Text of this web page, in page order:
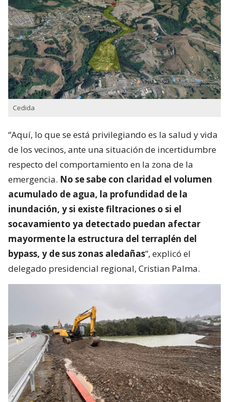
Cedida
“Aquí, lo que se está privilegiando es la salud y vida
de los vecinos, ante una situación de incertidumbre
respecto del comportamiento en la zona de la
emergencia. No se sabe con claridad el volumen
acumulado de agua, la profundidad de la
inundación, y si existe filtraciones o si el
socavamiento ya detectado puedan afectar
mayormente la estructura del terraplén del
bypass, y de sus zonas aledañas”, explicó el
delegado presidencial regional, Cristian Palma.